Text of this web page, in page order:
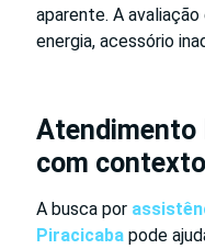
aparente. A
energia, acessório
Atendimento
com
A busca por
Piracicaba pode